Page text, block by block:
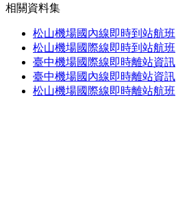
相關資料集
松山機場國內線即時到站航班
松山機場國際線即時到站航班
臺中機場國際線即時離站資訊
臺中機場國內線即時離站資訊
松山機場國際線即時離站航班